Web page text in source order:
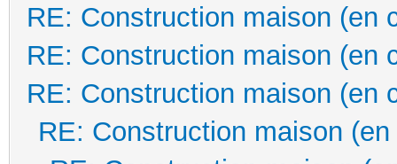
RE: Construction maison (en
RE: Construction maison (en
RE: Construction maison (en
RE: Construction maison